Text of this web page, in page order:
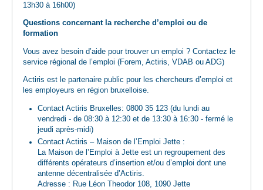
13h30 à 16h00)
Questions concernant la recherche d’emploi ou de
formation
Vous avez besoin d’aide pour trouver un emploi ? Contactez le
service régional de l’emploi (Forem, Actiris, VDAB ou ADG)
Actiris est le partenaire public pour les chercheurs d’emploi et
les employeurs en région bruxelloise.
Contact Actiris Bruxelles: 0800 35 123 (du lundi au
vendredi - de 08:30 à 12:30 et de 13:30 à 16:30 - fermé le
jeudi après-midi)
Contact Actiris – Maison de l’Emploi Jette :
La Maison de l’Emploi à Jette est un regroupement des
différents opérateurs d’insertion et/ou d’emploi dont une
antenne décentralisée d’Actiris.
Adresse : Rue Léon Theodor 108, 1090 Jette